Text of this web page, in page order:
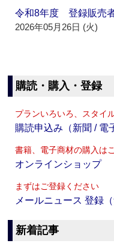
令和8年度 登録販売
2026年05月26日 (火)
購読・購入・登録
プランいろいろ、スタイ
購読申込み（新聞 / 電
書籍、電子商材の購入は
オンラインショップ
まずはご登録ください
メールニュース 登録（
新着記事